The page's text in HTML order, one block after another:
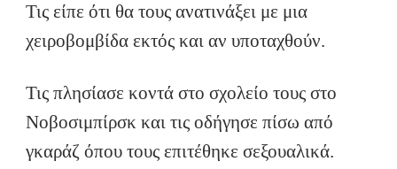
Τις είπε ότι θα τους ανατινάξει με μια
χειροβομβίδα εκτός και αν υποταχθούν.
Τις πλησίασε κοντά στο σχολείο τους στο
Νοβοσιμπίρσκ και τις οδήγησε πίσω από
γκαράζ όπου τους επιτέθηκε σεξουαλικά.